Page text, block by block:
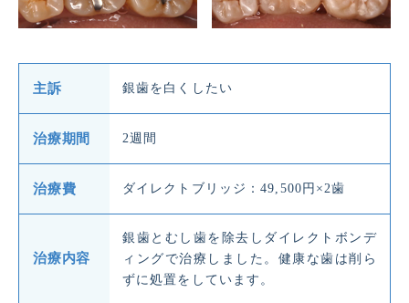
主訴 銀歯を白くしたい
治療期間 2週間
治療費 ダイレクトブリッジ：49,500円×2歯
治療内容
銀歯とむし歯を除去しダイレクトボンデ
ィングで治療しました。健康な歯は削ら
ずに処置をしています。